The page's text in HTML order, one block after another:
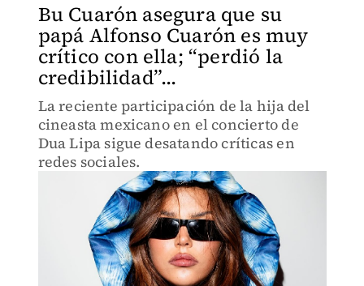
Bu Cuarón asegura que su
papá Alfonso Cuarón es muy
crítico con ella; “perdió la
credibilidad”...
La reciente participación de la hija del
cineasta mexicano en el concierto de
Dua Lipa sigue desatando críticas en
redes sociales.